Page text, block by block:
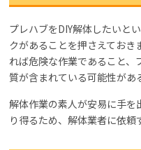
プレハブをDIY解体したいと
クがあることを押さえてお
れば危険な作業であること
質が含まれている可能性があ
解体作業の素人が安易に手
り得るため、解体業者に依頼